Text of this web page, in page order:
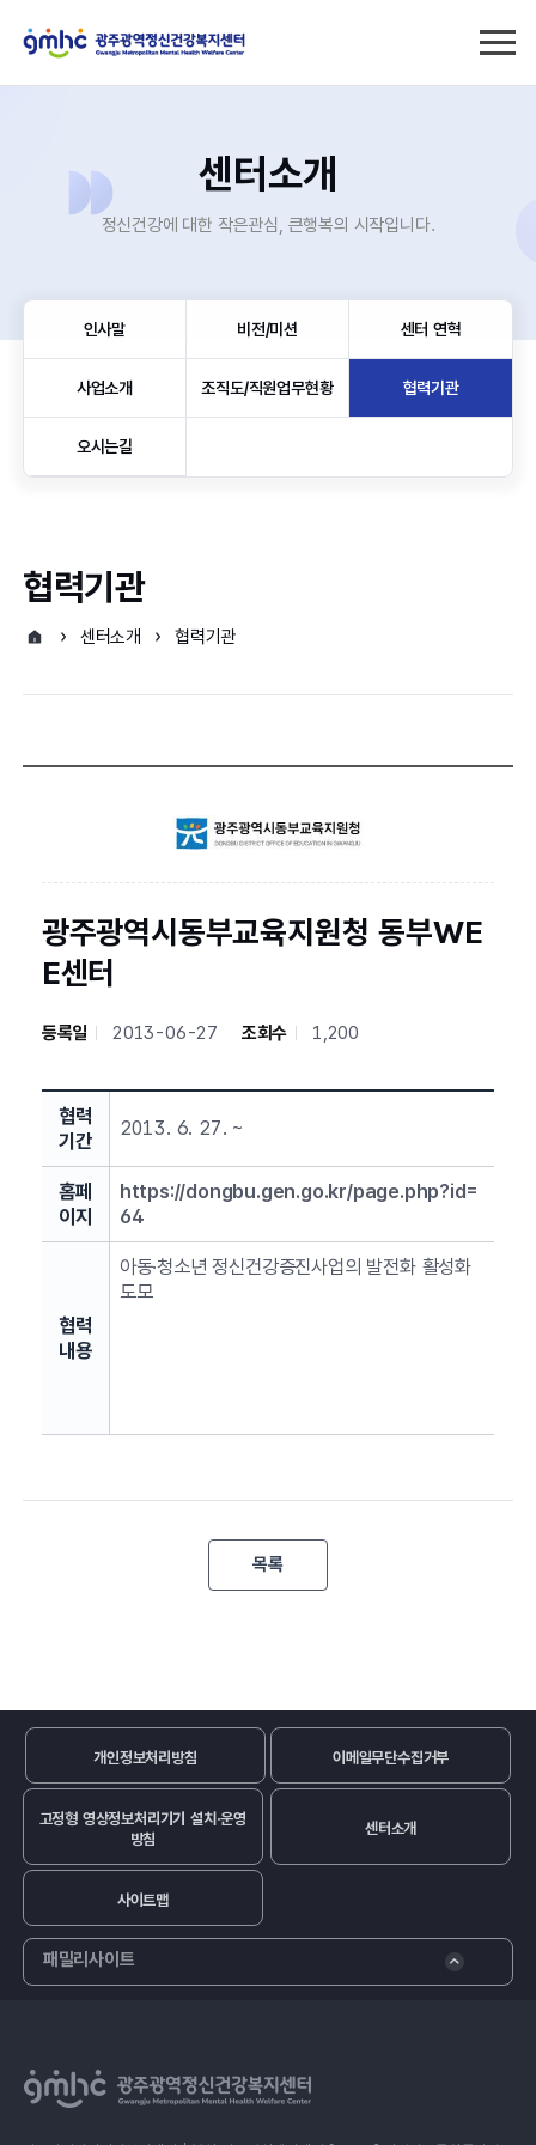
센터소개
정신건강에 대한 작은관심, 큰행복의 시작입니다.
인사말 비전/미션 센터 연혁
사업소개 조직도/직원업무현황 협력기관
오시는길
협력기관
센터소개 협력기관
광주광역시동부교육지원청 동부WE
E센터
등록일 2013-06-27 조회수 1,200
협력
기간
2013. 6. 27. ~
홈페
이지
https://dongbu.gen.go.kr/page.php?id=
64
협력
내용
아동·청소년 정신건강증진사업의 발전화 활성화
도모
목록
개인정보처리방침 이메일무단수집거부
고정형 영상정보처리기기 설치·운영
방침
센터소개
사이트맵
패밀리사이트